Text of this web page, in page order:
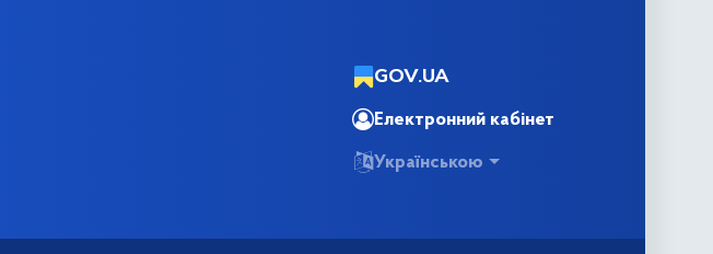
GOV.UA
Електронний кабінет
Українською